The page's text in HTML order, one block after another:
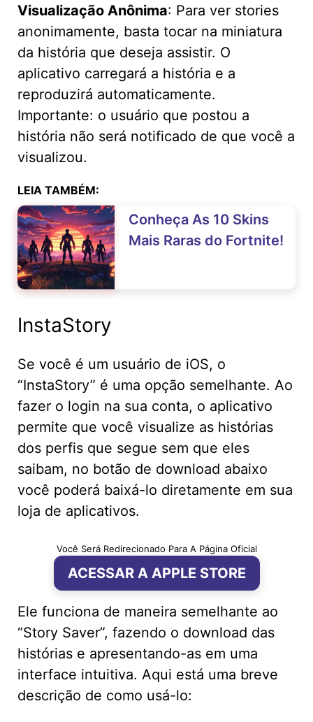
Visualização Anônima: Para ver stories
anonimamente, basta tocar na miniatura
da história que deseja assistir. O
aplicativo carregará a história e a
reproduzirá automaticamente.
Importante: o usuário que postou a
história não será notificado de que você a
visualizou.
LEIA TAMBÉM:
Conheça As 10 Skins
Mais Raras do Fortnite!
InstaStory
Se você é um usuário de iOS, o
“InstaStory” é uma opção semelhante. Ao
fazer o login na sua conta, o aplicativo
permite que você visualize as histórias
dos perfis que segue sem que eles
saibam, no botão de download abaixo
você poderá baixá-lo diretamente em sua
loja de aplicativos.
Você Será Redirecionado Para A Página Oficial
ACESSAR A APPLE STORE
Ele funciona de maneira semelhante ao
“Story Saver”, fazendo o download das
histórias e apresentando-as em uma
interface intuitiva. Aqui está uma breve
descrição de como usá-lo: